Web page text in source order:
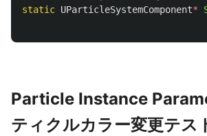
static UParticleSystemComponent*
Particle Instance
ティクルカラー変更テス